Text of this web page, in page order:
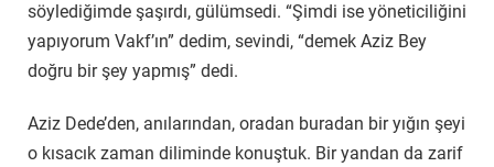
söylediğimde şaşırdı, gülümsedi. “Şimdi ise yöneticiliğini
yapıyorum Vakf’ın” dedim, sevindi, “demek Aziz Bey
doğru bir şey yapmış” dedi.
Aziz Dede’den, anılarından, oradan buradan bir yığın şeyi
o kısacık zaman diliminde konuştuk. Bir yandan da zarif